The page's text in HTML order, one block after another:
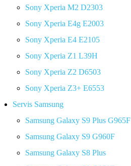
Sony Xperia M2 D2303
Sony Xperia E4g E2003
Sony Xperia E4 E2105
Sony Xperia Z1 L39H
Sony Xperia Z2 D6503
Sony Xperia Z3+ E6553
Servis Samsung
Samsung Galaxy S9 Plus G965F
Samsung Galaxy S9 G960F
Samsung Galaxy S8 Plus